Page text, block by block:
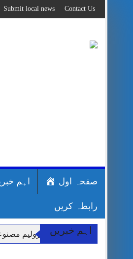
to
content
Contact Us
Submit local news
صفحہ اول اہم
رابطہ کریں
اہم خبریں
**راولپنڈی: پٹرولیم